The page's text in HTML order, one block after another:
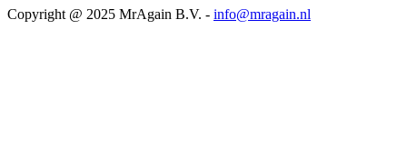
Copyright @ 2025 MrAgain B.V. - info@mragain.nl